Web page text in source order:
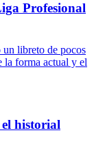
Profesional
libreto de pocos
la forma actual y el
historial